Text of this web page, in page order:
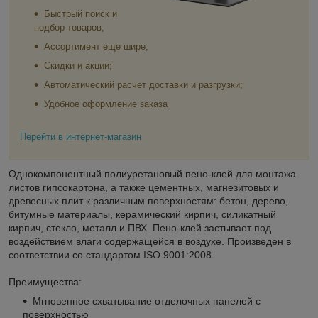
Быстрый поиск и
подбор товаров;
Ассортимент еще шире;
Скидки и акции;
Автоматический расчет доставки и разгрузки;
Удобное оформление заказа
Перейти в интернет-магазин
Однокомпонентный полиуретановый пено-клей для монтажа
листов гипсокартона, а также цементных, магнезитовых и
древесных плит к различным поверхностям: бетон, дерево,
битумные материалы, керамический кирпич, силикатный
кирпич, стекло, металл и ПВХ. Пено-клей застывает под
воздействием влаги содержащейся в воздухе. Произведен в
соответствии со стандартом ISO 9001:2008.
Преимущества:
Мгновенное схватывание отделочных панелей с
поверхностью